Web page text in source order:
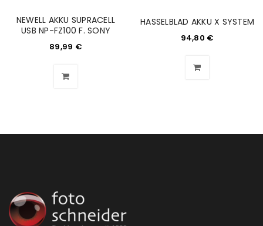
NEWELL AKKU SUPRACELL
USB NP-FZ100 F. SONY
89,99 €
HASSELBLAD AKKU X SYSTEM
94,80 €